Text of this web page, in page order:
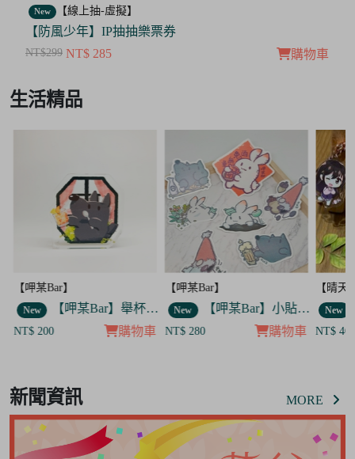
New 【線上抽-虛擬】
【茜色線上抽票券】限量周邊抽抽樂
NT$100 NT$ 50
購物車
3
生活精品
【呷某Bar】舉杯歐告款 飯友
車
【呷某Bar】
New 【呷某Bar】小貼紙 7入套組
NT$ 280 購物車
【晴天咖啡館】
New 【晴天咖啡館】吊飾套組
NT$ 400 購物車
【呷
New
NT$
of
8
新聞資訊 MORE